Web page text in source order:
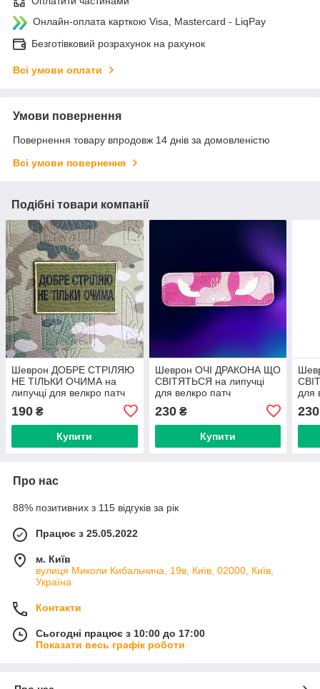
Онлайн-оплата карткою Visa, Mastercard - LiqPay
Безготівковий розрахунок на рахунок
Всі умови оплати
Умови повернення
Повернення товару впродовж 14 днів за домовленістю
Всі умови повернення
Подібні товари компанії
Шеврон ДОБРЕ СТРІЛЯЮ
НЕ ТІЛЬКИ ОЧИМА на
липучці для велкро патч
190 ₴
Купити
Шеврон ОЧІ ДРАКОНА ЩО
СВІТЯТЬСЯ на липучці
для велкро патч
РОЖЕВИЙ МУЛЬТИКАМ
LaserCut
230₴
Купити
для
230
Про нас
88% позитивних з 115 відгуків за рік
Працює з 25.05.2022
м. Київ
вулиця Миколи Кибальчича, 19в, Київ, 02000, Київ,
Україна
Контакти
Сьогодні працює з 10:00 до 17:00
Показати весь графік роботи